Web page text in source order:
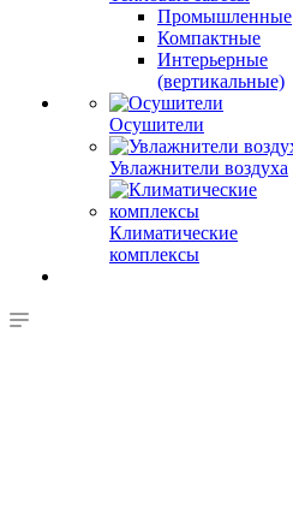
Промышленные
Компактные
Интерьерные
(вертикальные)
Осушители
Увлажнители воздуха
Климатические
комплексы